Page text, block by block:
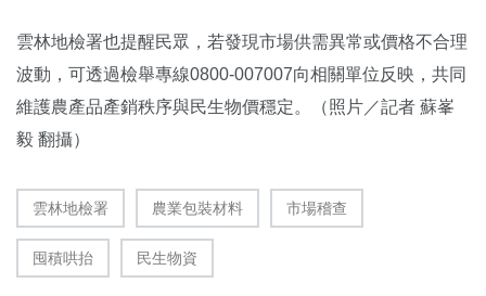
雲林地檢署也提醒民眾，若發現市場供需異常或價格不合理
波動，可透過檢舉專線0800-007007向相關單位反映，共同
維護農產品產銷秩序與民生物價穩定。（照片／記者 蘇峯
毅 翻攝）
雲林地檢署 農業包裝材料 市場稽查
囤積哄抬 民生物資